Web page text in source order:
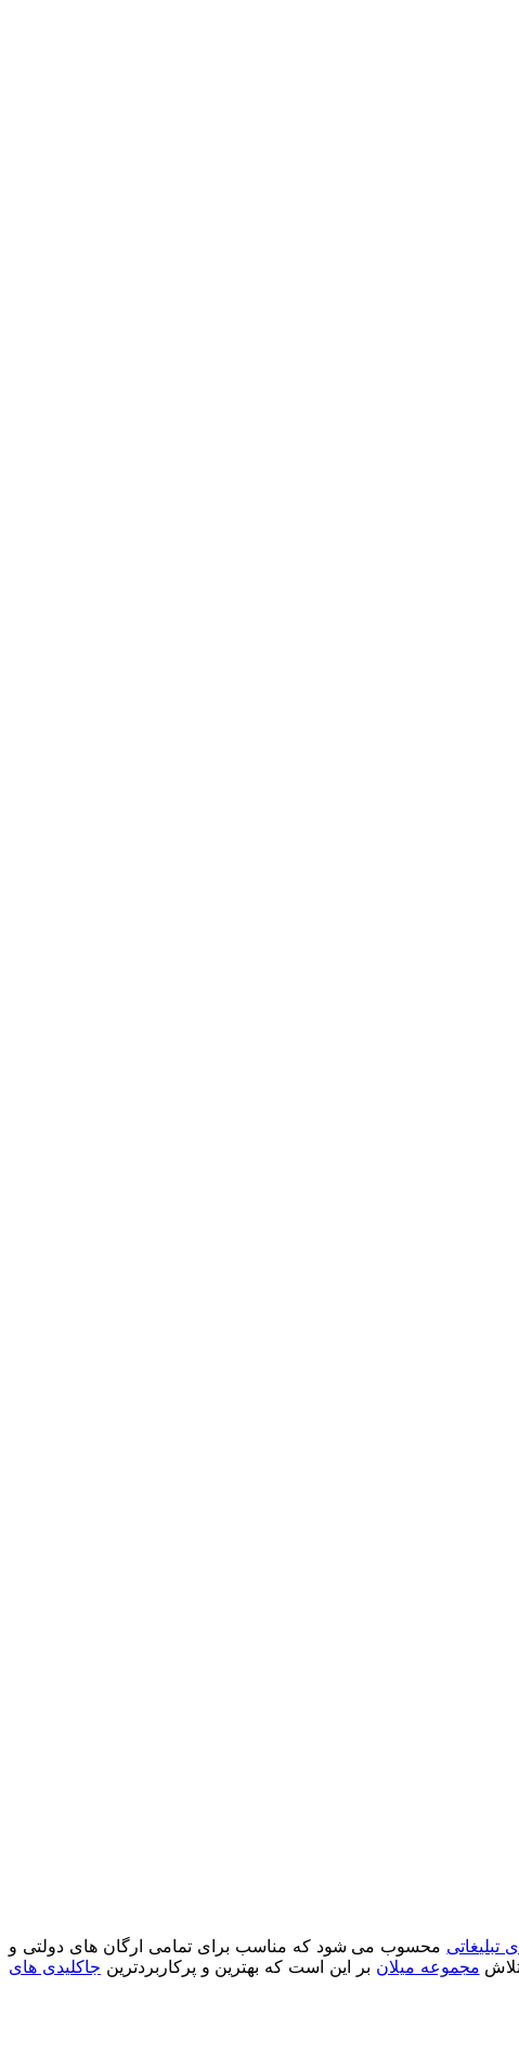
تبلیغاتی محسوب می شود که مناسب برای تمامی ارگان های دولتی و
مجموعه میلان بر این است که بهترین و پرکاربردترین جاکلیدی های